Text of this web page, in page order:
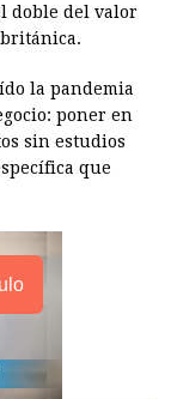
doble del valor
la pandemia
poner en
sin estudios
que